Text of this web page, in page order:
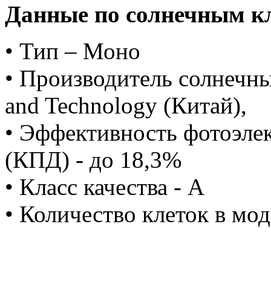
Данные по солнечным
• Тип – Моно
• Производитель
and Technology (Китай),
• Эффективность
(КПД) - до 18,3%
• Класс качества - А
• Количество клеток в